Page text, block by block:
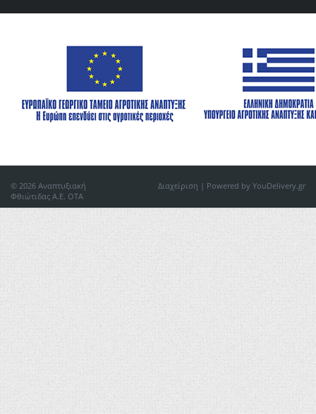
© 2026 Αναπτυξιακή
Φθιώτιδας Α.Ε. ΟΤΑ
Διαχείριση | Powered by YouDelivery.gr